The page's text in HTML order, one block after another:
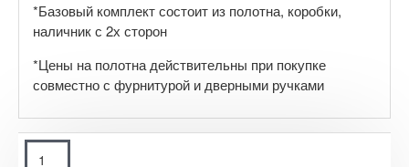
*Базовый комплект состоит из полотна, коробки,
наличник с 2х сторон
*Цены на полотна действительны при покупке
совместно с фурнитурой и дверными ручками